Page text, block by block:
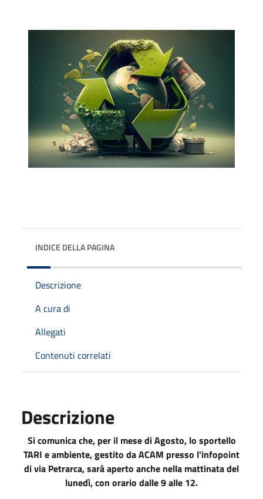
INDICE DELLA PAGINA
Descrizione
A cura di
Allegati
Contenuti correlati
Descrizione
Si comunica che, per il mese di Agosto, lo sportello
TARI e ambiente, gestito da ACAM presso l'infopoint
di via Petrarca, sarà aperto anche nella mattinata del
lunedì, con orario dalle 9 alle 12.